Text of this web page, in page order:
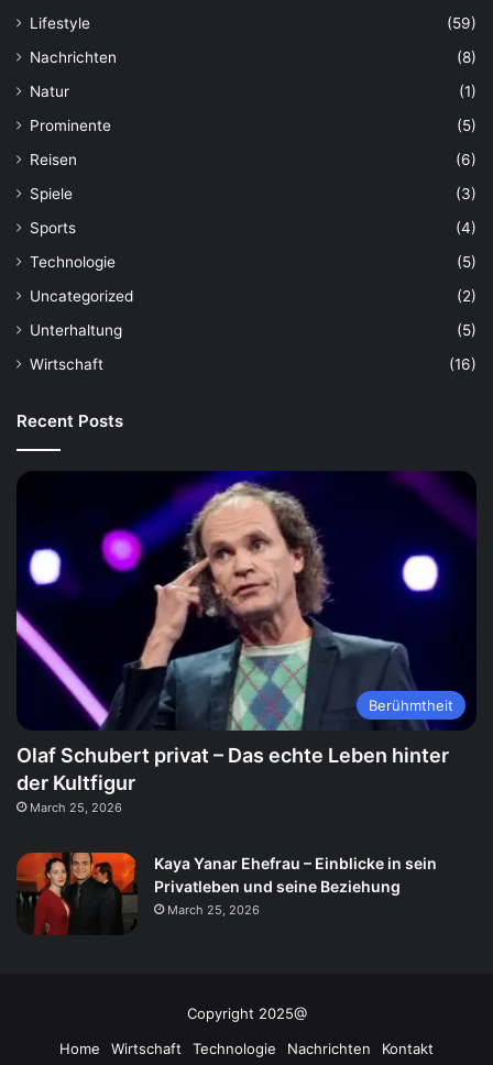
Lifestyle
(59)
Nachrichten
(8)
Natur
(1)
Prominente
(5)
Reisen
(6)
Spiele
(3)
Sports
(4)
Technologie
(5)
Uncategorized
(2)
Unterhaltung
(5)
Wirtschaft
(16)
Recent Posts
Berühmtheit
Olaf Schubert privat – Das echte Leben hinter
der Kultfigur
March 25, 2026
Kaya Yanar Ehefrau – Einblicke in sein
Privatleben und seine Beziehung
March 25, 2026
Copyright 2025@
Home
Wirtschaft Technologie Nachrichten Kontakt